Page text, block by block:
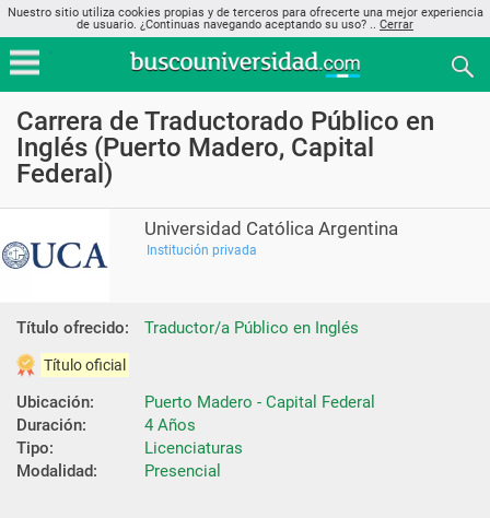
Nuestro sitio utiliza cookies propias y de terceros para ofrecerte una mejor experiencia
de usuario. ¿Continuas navegando aceptando su uso? .. Cerrar
Carrera de Traductorado Público en
Inglés (Puerto Madero, Capital
Federal)
Universidad Católica Argentina
Institución privada
Título ofrecido: Traductor/a Público en Inglés
Título oficial
Ubicación:
Puerto Madero - Capital Federal
Duración:
4 Años
Tipo:
Licenciaturas
Modalidad:
Presencial